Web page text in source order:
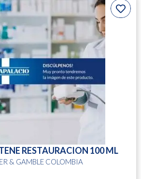
RESTAURACION 100 ML
& GAMBLE COLOMBIA